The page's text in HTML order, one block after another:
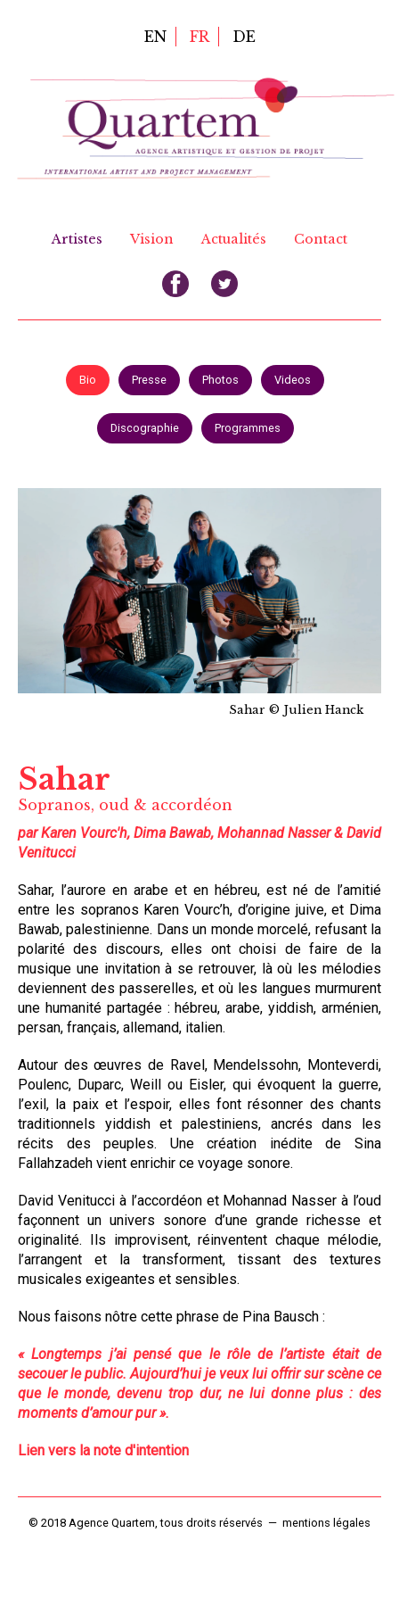
EN FR DE
Artistes Vision Actualités Contact
Bio Presse Photos Videos
Discographie Programmes
Sahar © Julien Hanck
Sahar
Sopranos, oud & accordéon
par Karen Vourc'h, Dima Bawab, Mohannad Nasser & David
Venitucci
Sahar, l’aurore en arabe et en hébreu, est né de l’amitié
entre les sopranos Karen Vourc’h, d’origine juive, et Dima
Bawab, palestinienne. Dans un monde morcelé, refusant la
polarité des discours, elles ont choisi de faire de la
musique une invitation à se retrouver, là où les mélodies
deviennent des passerelles, et où les langues murmurent
une humanité partagée : hébreu, arabe, yiddish, arménien,
persan, français, allemand, italien.
Autour des œuvres de Ravel, Mendelssohn, Monteverdi,
Poulenc, Duparc, Weill ou Eisler, qui évoquent la guerre,
l’exil, la paix et l’espoir, elles font résonner des chants
traditionnels yiddish et palestiniens, ancrés dans les
récits des peuples. Une création inédite de Sina
Fallahzadeh vient enrichir ce voyage sonore.
David Venitucci à l’accordéon et Mohannad Nasser à l’oud
façonnent un univers sonore d’une grande richesse et
originalité. Ils improvisent, réinventent chaque mélodie,
l’arrangent et la transforment, tissant des textures
musicales exigeantes et sensibles.
Nous faisons nôtre cette phrase de Pina Bausch :
« Longtemps j’ai pensé que le rôle de l’artiste était de
secouer le public. Aujourd’hui je veux lui offrir sur scène ce
que le monde, devenu trop dur, ne lui donne plus : des
moments d’amour pur ».
Lien vers la note d'intention
© 2018 Agence Quartem, tous droits réservés — mentions légales